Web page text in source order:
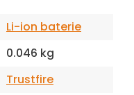
Li-ion baterie
0.046 kg
Trustfire